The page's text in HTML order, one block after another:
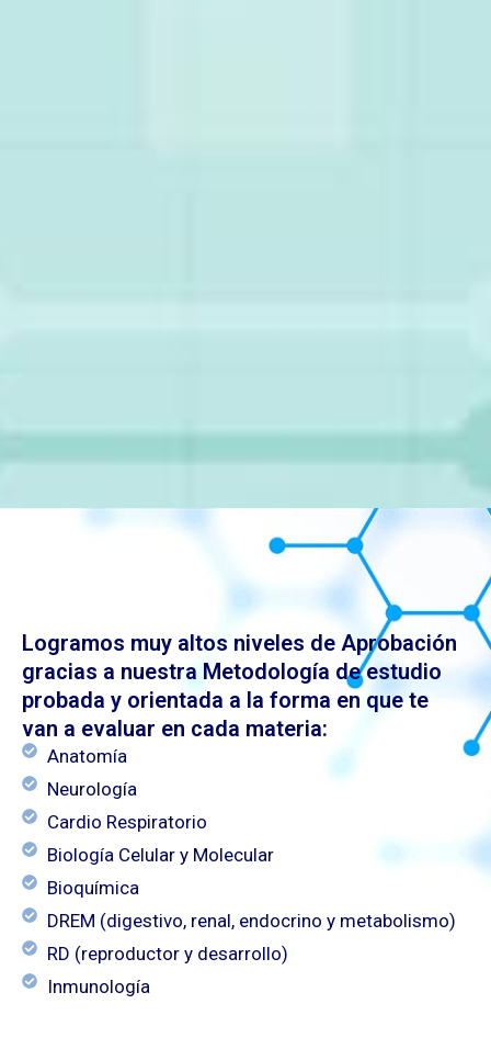
Logramos muy altos niveles de Aprobación
gracias a nuestra Metodología de estudio
probada y orientada a la forma en que te
van a evaluar en cada materia:
Anatomía
Neurología
Cardio Respiratorio
Biología Celular y Molecular
Bioquímica
DREM (digestivo, renal, endocrino y metabolismo)
RD (reproductor y desarrollo)
Inmunología